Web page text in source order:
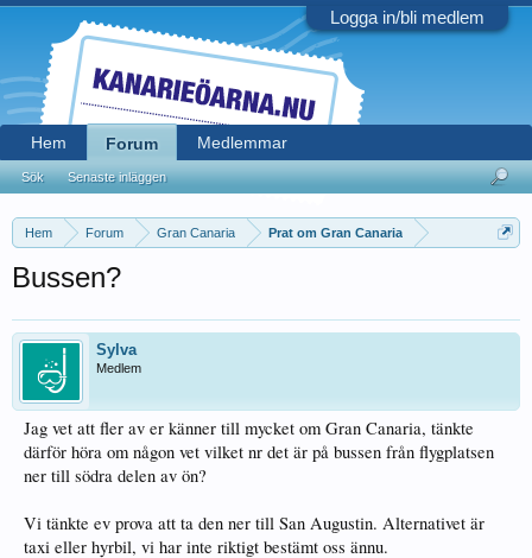
Logga in/bli medlem
Hem Forum Gran Canaria Prat om Gran Canaria
Bussen?
Sylva
Medlem
Jag vet att fler av er känner till mycket om Gran Canaria, tänkte
därför höra om någon vet vilket nr det är på bussen från flygplatsen
ner till södra delen av ön?
Vi tänkte ev prova att ta den ner till San Augustin. Alternativet är
taxi eller hyrbil, vi har inte riktigt bestämt oss ännu.
Hem Forum
Sök Senaste inläggen
Medlemmar